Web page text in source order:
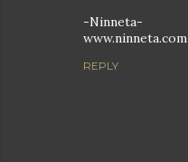
-Ninneta-
www.ninneta.com
REPLY